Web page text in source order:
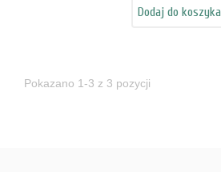
Dodaj do koszyka
Pokazano 1-3 z 3 pozycji